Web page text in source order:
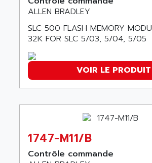
SERVODYN
LTD12
MDLS
ACMD2
PLS514
PLS508
SERVOSTAR
ADL
ADL EUROTECH
ADLEE POWERTRONIC
ADLINK TECHNOLOGY
ADM ELECTRONIC
ADTECH POWER INC
ADV
ALLEN BRADLEY
SLC 500 FLASH MEMORY
32K FOR SLC 5/03, 5/04, 5/05
VOIR LE PRODUIT
1747-M11/B
Contrôle commande